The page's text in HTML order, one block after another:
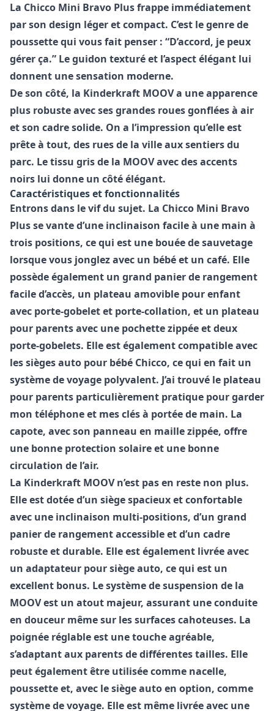
La Chicco Mini Bravo Plusfrappe immédiatement
par son design léger et compact. C’est le genre de
poussette qui vous fait penser : “D’accord, je peux
gérer ça.” Le guidon texturé et l’aspect élégant lui
donnent une sensation moderne.
De son côté, la Kinderkraft MOOVa une apparence
plus robuste avec ses grandes roues gonflées à air
et son cadre solide. On a l’impression qu’elle est
prête à tout, des rues de la ville aux sentiers du
parc. Le tissu gris de la MOOV avec des accents
noirs lui donne un côté élégant.
Caractéristiques et fonctionnalités
Entrons dans le vif du sujet. La Chicco Mini Bravo
Plusse vante d’une inclinaison facile à une main à
trois positions, ce qui est une bouée de sauvetage
lorsque vous jonglez avec un bébé et un café. Elle
possède également un grand panier de rangement
facile d’accès, un plateau amovible pour enfant
avec porte-gobelet et porte-collation, et un plateau
pour parents avec une pochette zippée et deux
porte-gobelets. Elle est également compatible avec
les sièges auto pour bébé Chicco, ce qui en fait un
système de voyage polyvalent. J’ai trouvé le plateau
pour parents particulièrement pratique pour garder
mon téléphone et mes clés à portée de main. La
capote, avec son panneau en maille zippée, offre
une bonne protection solaire et une bonne
circulation de l’air.
La Kinderkraft MOOVn’est pas en reste non plus.
Elle est dotée d’un siège spacieux et confortable
avec une inclinaison multi-positions, d’un grand
panier de rangement accessible et d’un cadre
robuste et durable. Elle est également livrée avec
un adaptateur pour siège auto, ce qui est un
excellent bonus. Le système de suspension de la
MOOV est un atout majeur, assurant une conduite
en douceur même sur les surfaces cahoteuses. La
poignée réglable est une touche agréable,
s’adaptant aux parents de différentes tailles. Elle
peut également être utilisée comme nacelle,
poussette et, avec le siège auto en option, comme
système de voyage. Elle est même livrée avec une